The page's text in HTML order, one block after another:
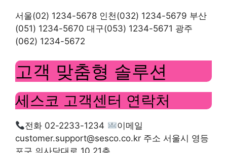
서울(02) 1234-5678 인천(032) 1234-5679 부산
(051) 1234-5670 대구(053) 1234-5671 광주
(062) 1234-5672
고객 맞춤형 솔루션
세스코 고객센터 연락처
전화 02-2233-1234
이메일
customer.support@sesco.co.kr 주소 서울시 영등
포구 의사당대로 10 21층